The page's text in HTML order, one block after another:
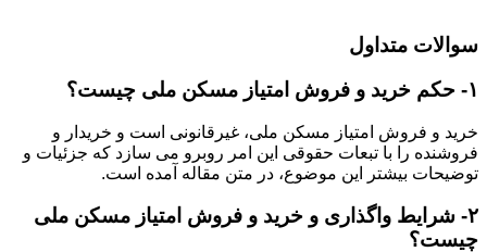
سوالات متداول
۱- حکم خرید و فروش امتیاز مسکن ملی چیست؟
خرید و فروش امتیاز مسکن ملی، غیرقانونی است و خریدار و
فروشنده را با تبعات حقوقی این امر روبرو می سازد که جزئیات و
توضیحات بیشتر این موضوع، در متن مقاله آمده است.
۲- شرایط واگذاری و خرید و فروش امتیاز مسکن ملی
چیست؟